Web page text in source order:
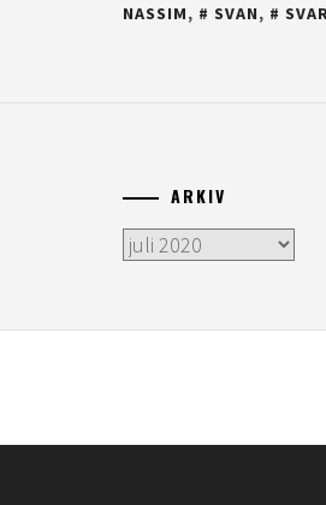
NASSIM, SVAN,
ARKIV
Arkiv